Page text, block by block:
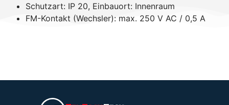
Schutzart: IP 20, Einbauort: Innenraum
FM-Kontakt (Wechsler): max. 250 V AC / 0,5 A